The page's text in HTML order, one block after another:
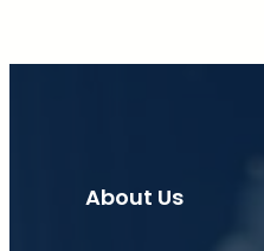
About Us